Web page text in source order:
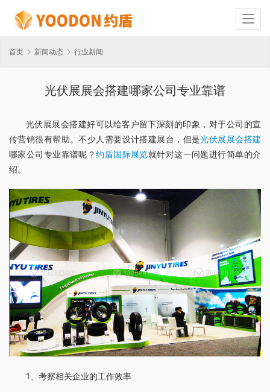
首页 新闻动态 行业新闻
光伏展展会搭建哪家公司专业靠谱
光伏展展会搭建好可以给客户留下深刻的印象，对于公司的宣
传营销很有帮助。不少人需要设计搭建展台，但是光伏展展会搭建
哪家公司专业靠谱呢？约盾国际展览就针对这一问题进行简单的介
绍。
1、考察相关企业的工作效率